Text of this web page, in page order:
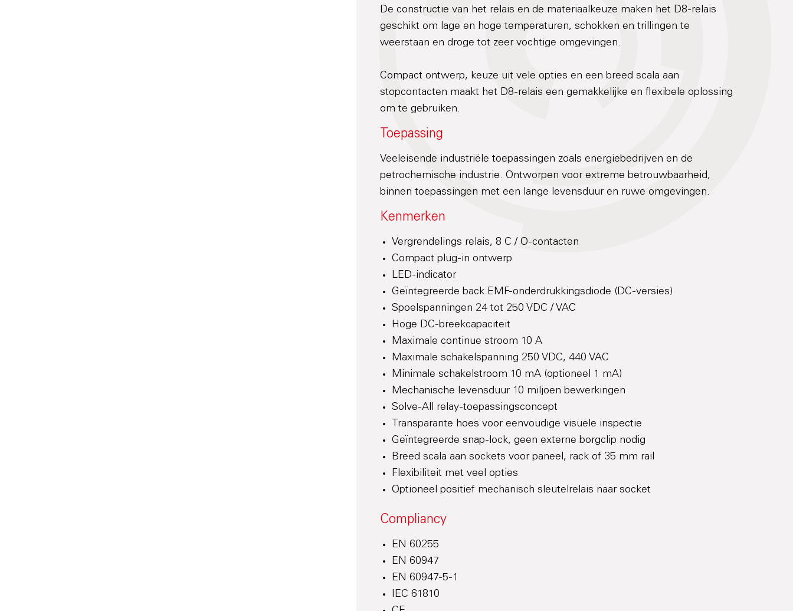
De constructie van het relais en de materiaalkeuze maken het D8-relais
geschikt om lage en hoge temperaturen, schokken en trillingen te
weerstaan en droge tot zeer vochtige omgevingen.
Compact ontwerp, keuze uit vele opties en een breed scala aan
stopcontacten maakt het D8-relais een gemakkelijke en flexibele oplossing
om te gebruiken.
Toepassing
Veeleisende industriële toepassingen zoals energiebedrijven en de
petrochemische industrie. Ontworpen voor extreme betrouwbaarheid,
binnen toepassingen met een lange levensduur en ruwe omgevingen.
Kenmerken
Vergrendelings relais, 8 C / O-contacten
Compact plug-in ontwerp
LED-indicator
Geïntegreerde back EMF-onderdrukkingsdiode (DC-versies)
Spoelspanningen 24 tot 250 VDC / VAC
Hoge DC-breekcapaciteit
Maximale continue stroom 10 A
Maximale schakelspanning 250 VDC, 440 VAC
Minimale schakelstroom 10 mA (optioneel 1 mA)
Mechanische levensduur 10 miljoen bewerkingen
Solve-All relay-toepassingsconcept
Transparante hoes voor eenvoudige visuele inspectie
Geïntegreerde snap-lock, geen externe borgclip nodig
Breed scala aan sockets voor paneel, rack of 35 mm rail
Flexibiliteit met veel opties
Optioneel positief mechanisch sleutelrelais naar socket
Compliancy
EN 60255
EN 60947
EN 60947-5-1
IEC 61810